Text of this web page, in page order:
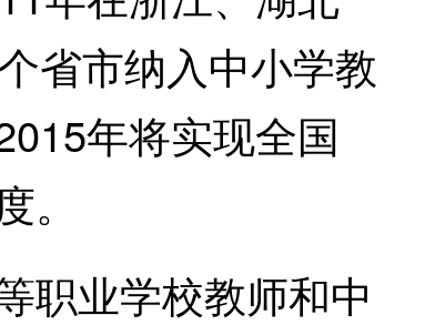
省市纳入中小学教
年将实现全国
业学校教师和中